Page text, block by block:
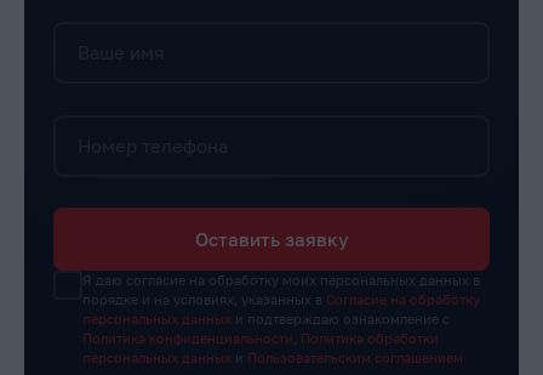
Оставить заявку
Я даю согласие на обработку моих персональных данных в
порядке и на условиях, указанных в Согласие на обработку
персональных данных и подтверждаю ознакомление с
Политика конфиденциальности
Политика обработки
персональных данных и Пользовательским соглашением